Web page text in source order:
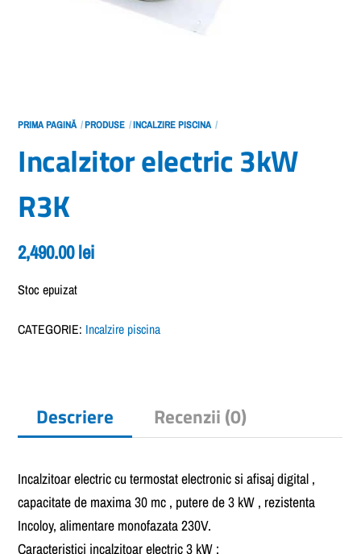
PRIMA PAGINĂ PRODUSE INCALZIRE PISCINA
Incalzitor electric 3kW
R3K
2,490.00lei
Stoc epuizat
CATEGORIE: Incalzire piscina
Descriere Recenzii (0)
Incalzitoar electric cu termostat electronic si afisaj digital ,
capacitate de maxima 30 mc , putere de 3 kW , rezistenta
Incoloy, alimentare monofazata 230V.
Caracteristici incalzitoar electric 3 kW :